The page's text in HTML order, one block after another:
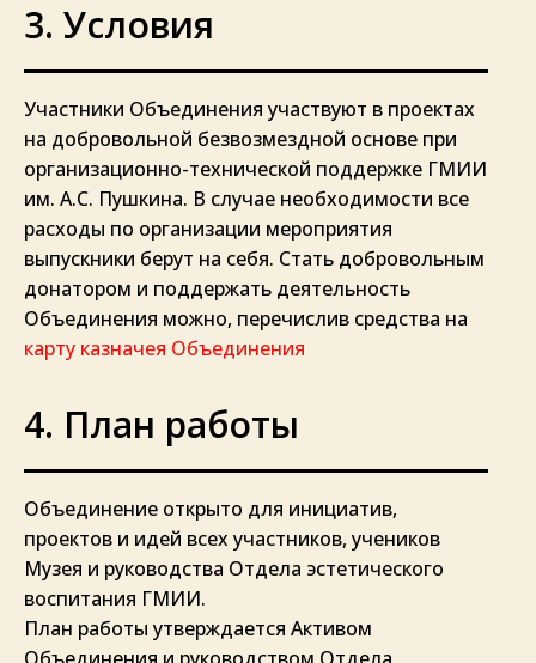
3. Условия
Участники Объединения участвуют в проектах
на добровольной безвозмездной основе при
организационно-технической поддержке ГМИИ
им. А.С. Пушкина. В случае необходимости все
расходы по организации мероприятия
выпускники берут на себя. Стать добровольным
донатором и поддержать деятельность
Объединения можно, перечислив средства на
карту казначея Объединения
4. План работы
Объединение открыто для инициатив,
проектов и идей всех участников, учеников
Музея и руководства Отдела эстетического
воспитания ГМИИ.
План работы утверждается Активом